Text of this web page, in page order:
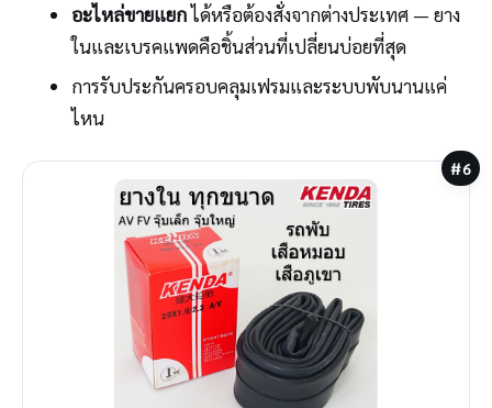
อะไหล่ขายแยกได้หรือต้องสั่งจากต่างประเทศ — ยาง
ในและเบรคแพดคือชิ้นส่วนที่เปลี่ยนบ่อยที่สุด
การรับประกันครอบคลุมเฟรมและระบบพับนานแค่
ไหน
#6